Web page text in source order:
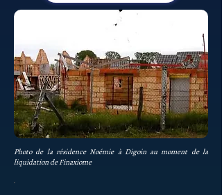
Photo de la résidence Noémie à Digoin au moment de la
liquidation de Finaxiome